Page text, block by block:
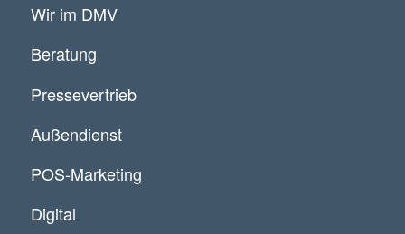
Wir im DMV
Beratung
Pressevertrieb
Außendienst
POS-Marketing
Digital